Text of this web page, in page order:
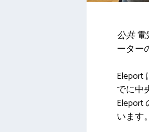
公共
ーター
Eleport
でに中
Eleport
います。